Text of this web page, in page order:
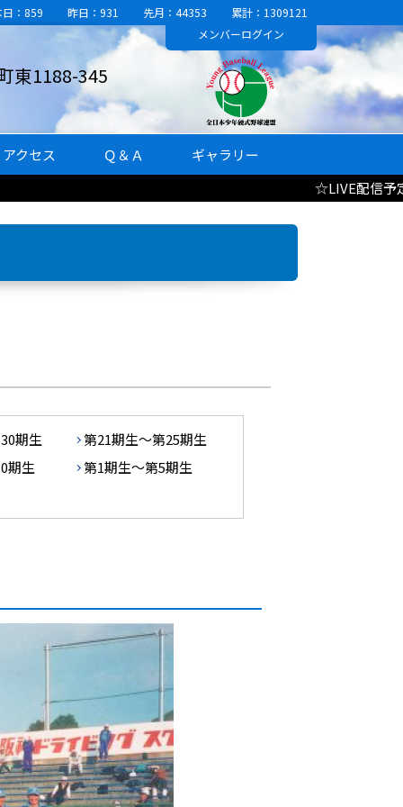
日：859 昨日：931 先月：44353 累計：1309121
東1188-345
メンバーログイン
アクセス Ｑ＆Ａ
ギャラリー
☆LIVE配信予定☆8/10(月) 3年
期生
第21期生～第25期生
期生
第1期生～第5期生